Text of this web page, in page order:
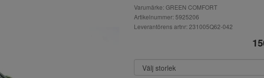
Varumärke: GREEN COMFORT
Artikelnummer: 5925206
Leverantörens artnr: 231005Q62-042